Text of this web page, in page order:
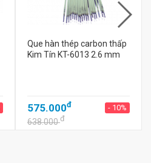
Que hàn thép carbon thấp
Kim Tín KT-6013 2.6 mm
575.000đ - 10%
638.000đ